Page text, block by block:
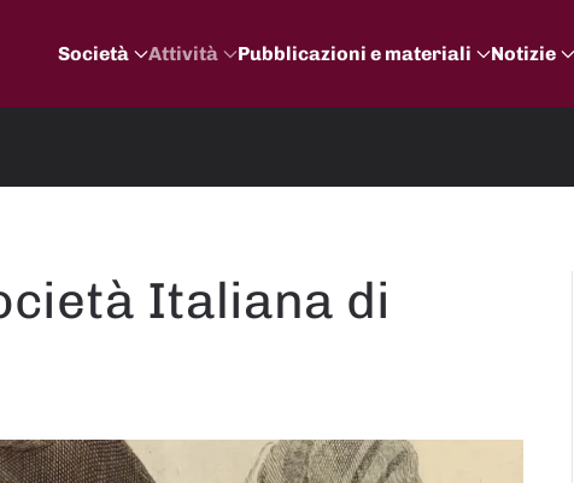
Società Attività Pubblicazioni e materiali Notizie
Italiana di